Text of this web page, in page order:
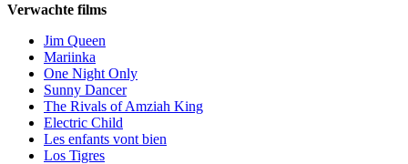
Verwachte films
Jim Queen
Mariinka
One Night Only
Sunny Dancer
The Rivals of Amziah King
Electric Child
Les enfants vont bien
Los Tigres